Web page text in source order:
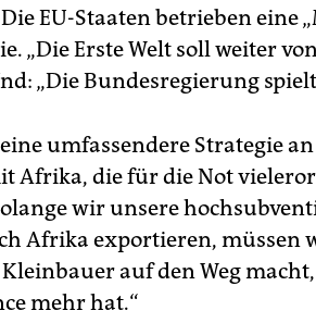
EU-Staaten betrieben
„Die Erste Welt soll weiter
„Die Bundesregierung
umfassendere Strategie
Afrika, die für die Not
wir unsere
Afrika exportieren, müssen
auf den Weg
mehr hat.“